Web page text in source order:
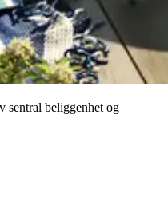
sentral beliggenhet og